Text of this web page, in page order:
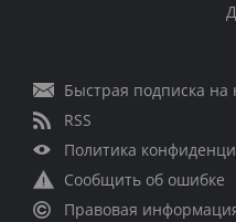
Быстрая подписка на
RSS
Политика
Сообщить об ошибке
Правовая